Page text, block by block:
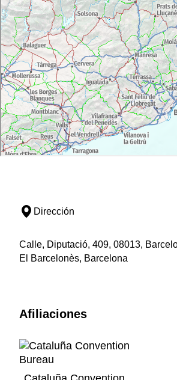
Dirección
Calle, Diputació, 409, 08013,
El Barcelonès, Barcelona
Afiliaciones